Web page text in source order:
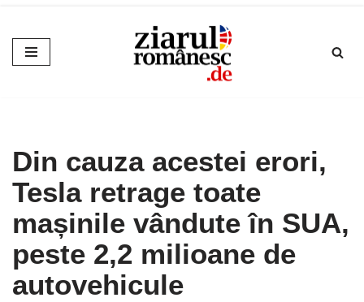
Sari
la
Din cauza acestei erori,
Tesla retrage toate
mașinile vândute în SUA,
peste 2,2 milioane de
autovehicule